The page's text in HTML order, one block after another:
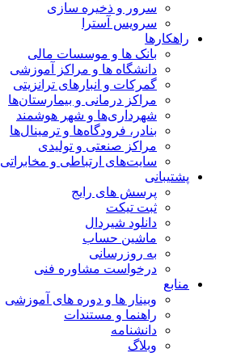
سرور و ذخیره سازی
سرویس آسترا
راهکارها
بانک ها و موسسات مالی
دانشگاه ها و مراکز آموزشی
گمرکات و انبارهای ترانزیتی
مراکز درمانی و بیمارستان‌ها
شهرداری‌ها و شهر هوشمند
بنادر، فرودگاه‌ها و ترمینال‌ها
مراکز صنعتی و تولیدی
سایت‌های ارتباطی و مخابراتی
پشتیبانی
پرسش های رایج
ثبت تیکت
دانلود شیردال
ماشین حساب
به روزرسانی
درخواست مشاوره فنی
منابع
وبینار ها و دوره های آموزشی
راهنما و مستندات
دانشنامه
وبلاگ